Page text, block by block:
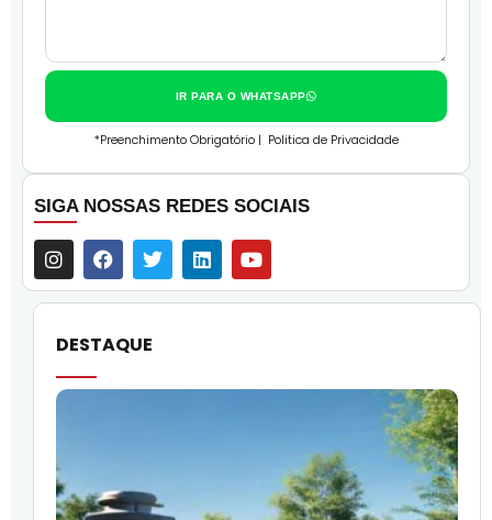
IR PARA O WHATSAPP
*Preenchimento Obrigatório | Politica de Privacidade
SIGA NOSSAS REDES SOCIAIS
DESTAQUE